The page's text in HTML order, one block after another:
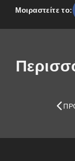
Μοιραστείτε το: